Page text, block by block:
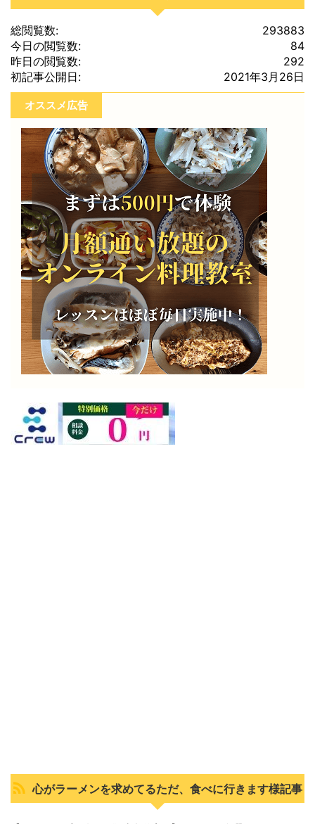
293883
総閲覧数:
84
今日の閲覧数:
292
昨日の閲覧数:
2021年3月26日
初記事公開日:
オススメ広告
心がラーメンを求めてるただ、食べに行きます様記事